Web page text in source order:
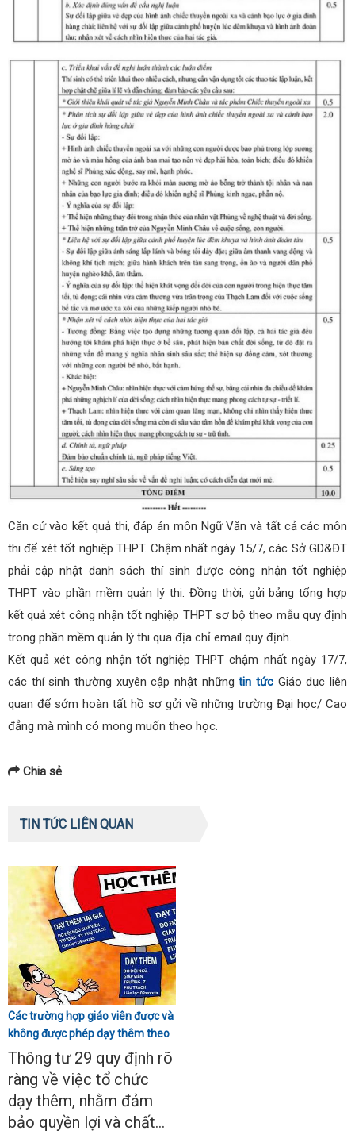
Căn cứ vào kết quả thi, đáp án môn Ngữ Văn và tất cả các môn
thi để xét tốt nghiệp THPT. Chậm nhất ngày 15/7, các Sở GD&ĐT
phải cập nhật danh sách thí sinh được công nhận tốt nghiệp
THPT vào phần mềm quản lý thi. Đồng thời, gửi bảng tổng hợp
kết quả xét công nhận tốt nghiệp THPT sơ bộ theo mẫu quy định
trong phần mềm quản lý thi qua địa chỉ email quy định.
Kết quả xét công nhận tốt nghiệp THPT chậm nhất ngày 17/7,
các thí sinh thường xuyên cập nhật nhữngtin tức Giáo dục liên
quan để sớm hoàn tất hồ sơ gửi về những trường Đại học/ Cao
đẳng mà mình có mong muốn theo học.
Chia sẻ
TIN TỨC LIÊN QUAN
Các trường hợp giáo viên được và
không được phép dạy thêm theo
Thông tư 29
Thông tư 29 quy định rõ
ràng về việc tổ chức
dạy thêm, nhằm đảm
bảo quyền lợi và chất...